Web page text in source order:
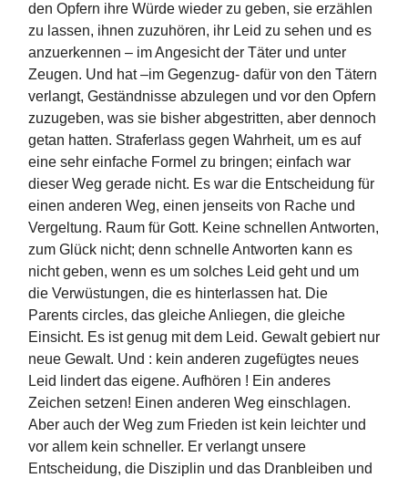
den Opfern ihre Würde wieder zu geben, sie erzählen
zu lassen, ihnen zuzuhören, ihr Leid zu sehen und es
anzuerkennen – im Angesicht der Täter und unter
Zeugen. Und hat –im Gegenzug- dafür von den Tätern
verlangt, Geständnisse abzulegen und vor den Opfern
zuzugeben, was sie bisher abgestritten, aber dennoch
getan hatten. Straferlass gegen Wahrheit, um es auf
eine sehr einfache Formel zu bringen; einfach war
dieser Weg gerade nicht. Es war die Entscheidung für
einen anderen Weg, einen jenseits von Rache und
Vergeltung. Raum für Gott. Keine schnellen Antworten,
zum Glück nicht; denn schnelle Antworten kann es
nicht geben, wenn es um solches Leid geht und um
die Verwüstungen, die es hinterlassen hat. Die
Parents circles, das gleiche Anliegen, die gleiche
Einsicht. Es ist genug mit dem Leid. Gewalt gebiert nur
neue Gewalt. Und : kein anderen zugefügtes neues
Leid lindert das eigene. Aufhören ! Ein anderes
Zeichen setzen! Einen anderen Weg einschlagen.
Aber auch der Weg zum Frieden ist kein leichter und
vor allem kein schneller. Er verlangt unsere
Entscheidung, die Disziplin und das Dranbleiben und